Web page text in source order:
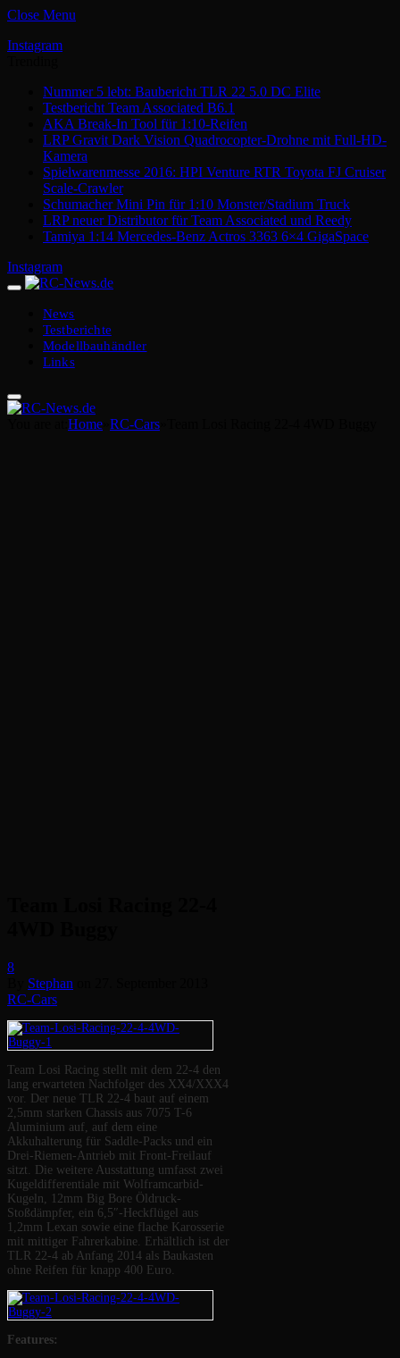
Close Menu
Instagram
Nummer 5 lebt: Baubericht TLR 22 5.0 DC Elite
Testbericht Team Associated B6.1
AKA Break-In Tool für 1:10-Reifen
LRP Gravit Dark Vision Quadrocopter-Drohne mit Full-HD-
Kamera
Spielwarenmesse 2016: HPI Venture RTR Toyota FJ Cruiser
Scale-Crawler
Schumacher Mini Pin für 1:10 Monster/Stadium Truck
LRP neuer Distributor für Team Associated und Reedy
Tamiya 1:14 Mercedes-Benz Actros 3363 6×4 GigaSpace
Instagram
News
Testberichte
Modellbauhändler
Links
Home RC-Cars
8
Stephan
RC-Cars
Team Losi Racing stellt mit dem 22-4 den
lang erwarteten Nachfolger des XX4/XXX4
vor. Der neue TLR 22-4 baut auf einem
2,5mm starken Chassis aus 7075 T-6
Aluminium auf, auf dem eine
Akkuhalterung für Saddle-Packs und ein
Drei-Riemen-Antrieb mit Front-Freilauf
sitzt. Die weitere Ausstattung umfasst zwei
Kugeldifferentiale mit Wolframcarbid-
Kugeln, 12mm Big Bore Öldruck-
Stoßdämpfer, ein 6,5″-Heckflügel aus
1,2mm Lexan sowie eine flache Karosserie
mit mittiger Fahrerkabine. Erhältlich ist der
TLR 22-4 ab Anfang 2014 als Baukasten
ohne Reifen für knapp 400 Euro.
Features: